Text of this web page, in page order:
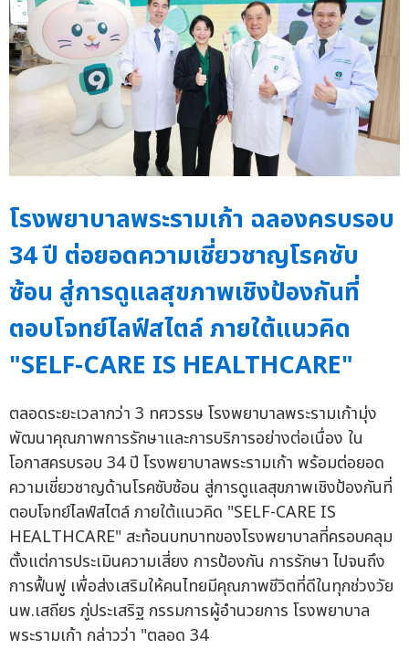
โรงพยาบาลพระรามเก้า ฉลองครบรอบ
34 ปี ต่อยอดความเชี่ยวชาญโรคซับ
ซ้อน สู่การดูแลสุขภาพเชิงป้องกันที่
ตอบโจทย์ไลฟ์สไตล์ ภายใต้แนวคิด
"SELF-CARE IS HEALTHCARE"
ตลอดระยะเวลากว่า 3 ทศวรรษ โรงพยาบาลพระรามเก้ามุ่ง
พัฒนาคุณภาพการรักษาและการบริการอย่างต่อเนื่อง ใน
โอกาสครบรอบ 34 ปี โรงพยาบาลพระรามเก้า พร้อมต่อยอด
ความเชี่ยวชาญด้านโรคซับซ้อน สู่การดูแลสุขภาพเชิงป้องกันที่
ตอบโจทย์ไลฟ์สไตล์ ภายใต้แนวคิด "SELF-CARE IS
HEALTHCARE" สะท้อนบทบาทของโรงพยาบาลที่ครอบคลุม
ตั้งแต่การประเมินความเสี่ยง การป้องกัน การรักษา ไปจนถึง
การฟื้นฟู เพื่อส่งเสริมให้คนไทยมีคุณภาพชีวิตที่ดีในทุกช่วงวัย
นพ.เสถียร ภู่ประเสริฐ กรรมการผู้อำนวยการ โรงพยาบาล
พระรามเก้า กล่าวว่า "ตลอด 34